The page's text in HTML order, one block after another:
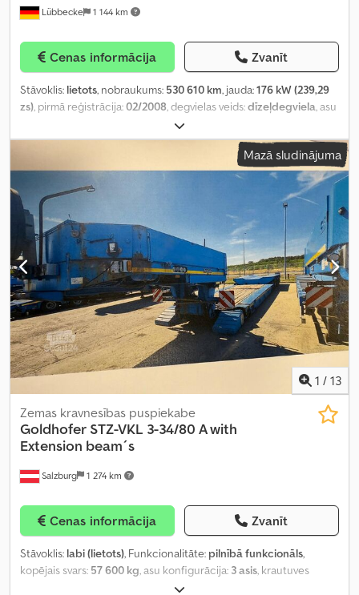
Lübbecke 1 144 km
Cenas informācija Zvanīt
Stāvoklis: lietots, nobraukums: 530 610 km, jauda:176 kW (239,29
zs), pirmā reģistrācija:02/2008, degvielas veids:dīzeļdegviela, asu
dīzeļdegviela
veids:mehānisks, emisijas klase:Euro 4, Ražošanas gads:2008,
ABS, EBS (Elektroniskā bremžu sistēma), celtnis,
gaisa kondicionēšana, kruīza kontrole, piekabes sakabe,
Mazā sludinājuma
1 / 13
Salzburg 1 274 km
Zemas kravnesības puspiekabe
Goldhofer STZ-VKL 3-34/80 A with
Extension beam´s
Cenas informācija Zvanīt
Stāvoklis: labi (lietots), Funkcionalitāte: pilnībā funkcionāls,
kopējais svars: 57 600 kg, asu konfigurācija: 3 asis, krautuves
, iekraušanas vietas platums: